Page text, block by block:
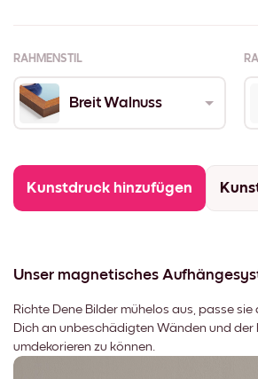
RAHMENSTIL
Breit Walnuss
Kunstdruck hinzufügen
Unser magnetisches
Richte Dene Bilder mühelos aus, passe
Dich an unbeschädigten Wänden und der
umdekorieren zu können.